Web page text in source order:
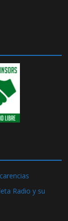
Radio y su